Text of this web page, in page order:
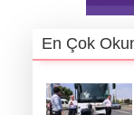
En Çok